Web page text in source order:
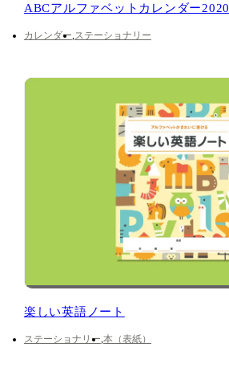
ABCアルファベットカレンダー2020
カレンダー ステーショナリー
楽しい英語ノート
ステーショナリー 本（表紙）